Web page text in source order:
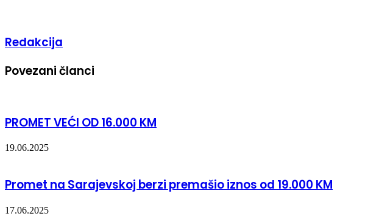
Redakcija
Povezani članci
PROMET VEĆI OD 16.000 KM
19.06.2025
Promet na Sarajevskoj berzi premašio iznos od 19.000 KM
17.06.2025